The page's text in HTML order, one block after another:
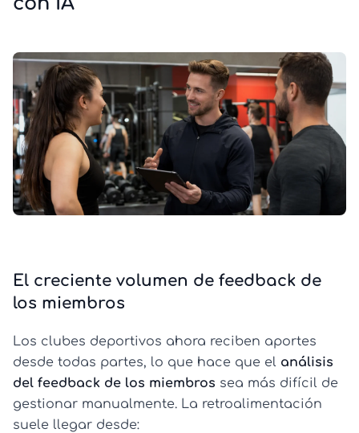
El creciente volumen de feedback de
los miembros
Los clubes deportivos ahora reciben aportes
desde todas partes, lo que hace que el análisis
del feedback de los miembros sea más difícil de
gestionar manualmente. La retroalimentación
suele llegar desde: